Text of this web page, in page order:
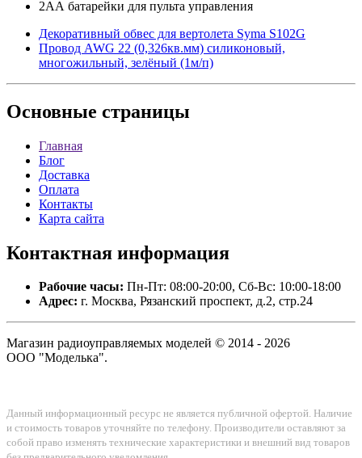
2AА батарейки для пульта управления
Декоративный обвес для вертолета Syma S102G
Провод AWG 22 (0,326кв.мм) силиконовый,
многожильный, зелёный (1м/п)
Основные страницы
Главная
Блог
Доставка
Оплата
Контакты
Карта сайта
Контактная информация
Рабочие часы: Пн-Пт: 08:00-20:00, Сб-Вс: 10:00-18:00
Адрес: г. Москва, Рязанский проспект, д.2, стр.24
Магазин радиоуправляемых моделей © 2014 - 2026
ООО "Моделька".
Данный информационный ресурс не является публичной офертой. Наличие
и стоимость товаров уточняйте по телефону. Производители оставляют за
собой право изменять технические характеристики и внешний вид товаров